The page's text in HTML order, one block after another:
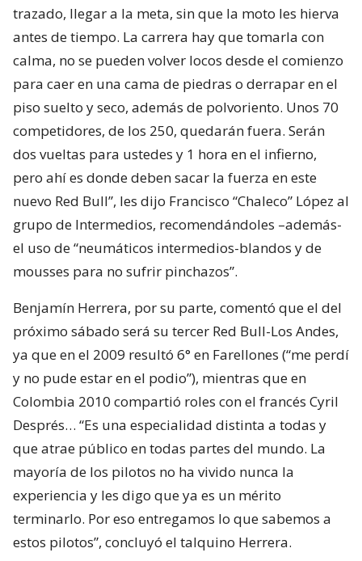
trazado, llegar a la meta, sin que la moto les hierva
antes de tiempo. La carrera hay que tomarla con
calma, no se pueden volver locos desde el comienzo
para caer en una cama de piedras o derrapar en el
piso suelto y seco, además de polvoriento. Unos 70
competidores, de los 250, quedarán fuera. Serán
dos vueltas para ustedes y 1 hora en el infierno,
pero ahí es donde deben sacar la fuerza en este
nuevo Red Bull”, les dijo Francisco “Chaleco” López al
grupo de Intermedios, recomendándoles –además-
el uso de “neumáticos intermedios-blandos y de
mousses para no sufrir pinchazos”.
Benjamín Herrera, por su parte, comentó que el del
próximo sábado será su tercer Red Bull-Los Andes,
ya que en el 2009 resultó 6° en Farellones (“me perdí
y no pude estar en el podio”), mientras que en
Colombia 2010 compartió roles con el francés Cyril
Després… “Es una especialidad distinta a todas y
que atrae público en todas partes del mundo. La
mayoría de los pilotos no ha vivido nunca la
experiencia y les digo que ya es un mérito
terminarlo. Por eso entregamos lo que sabemos a
estos pilotos”, concluyó el talquino Herrera.